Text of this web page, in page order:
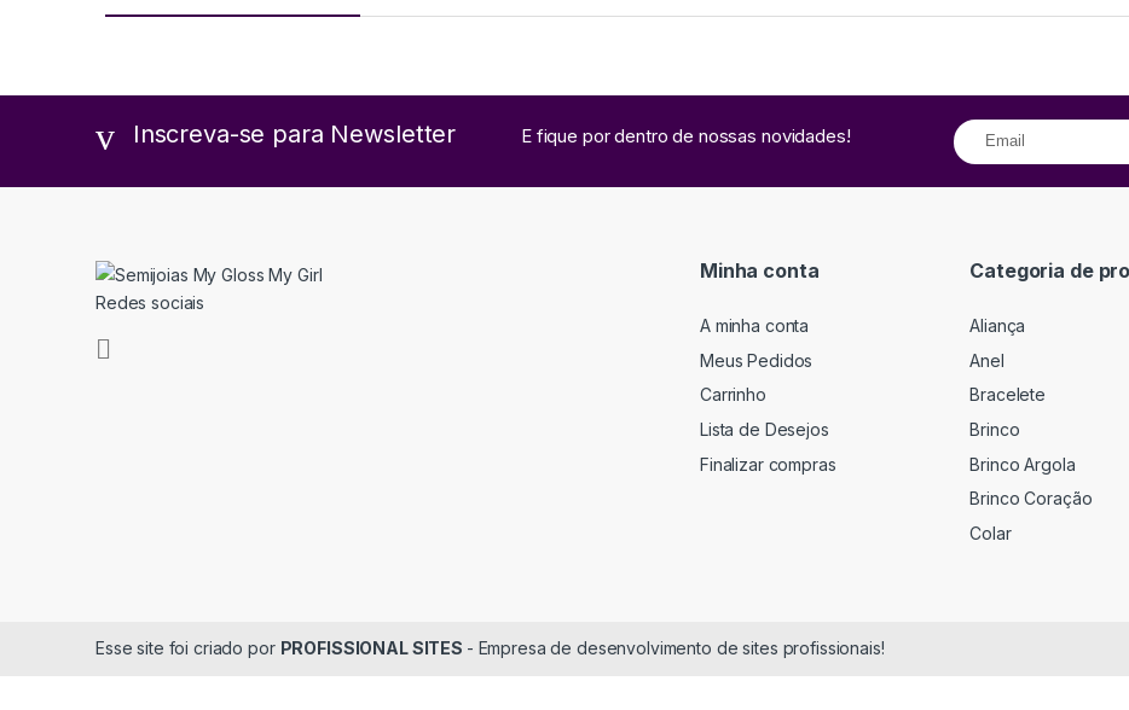
Inscreva-se para Newsletter E fique por dentro de nossas novidades!
Redes sociais
Minha conta
A minha conta
Meus Pedidos
Carrinho
Lista de Desejos
Finalizar compras
Categoria de
Aliança
Anel
Bracelete
Brinco
Brinco Argola
Brinco Coração
Colar
Esse site foi criado por PROFISSIONAL SITES - Empresa de desenvolvimento de sites profissionais!